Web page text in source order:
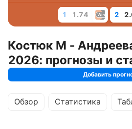
1 1.74 2
Костюк М -
2026: прогнозы и
Добавить
Обзор Статистика